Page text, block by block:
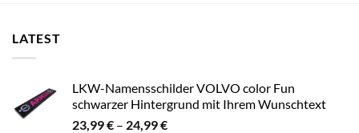
LATEST
LKW-Namensschilder VOLVO color Fun
schwarzer Hintergrund mit Ihrem Wunschtext
23,99€ – 24,99€Preisspanne: